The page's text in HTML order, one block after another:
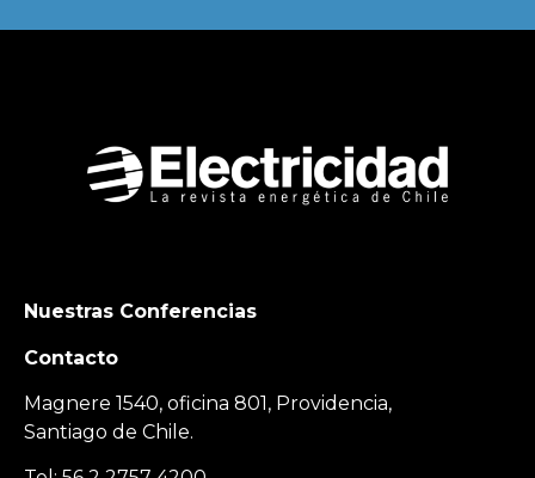
Nuestras Conferencias
Contacto
Magnere 1540, oficina 801, Providencia,
Santiago de Chile.